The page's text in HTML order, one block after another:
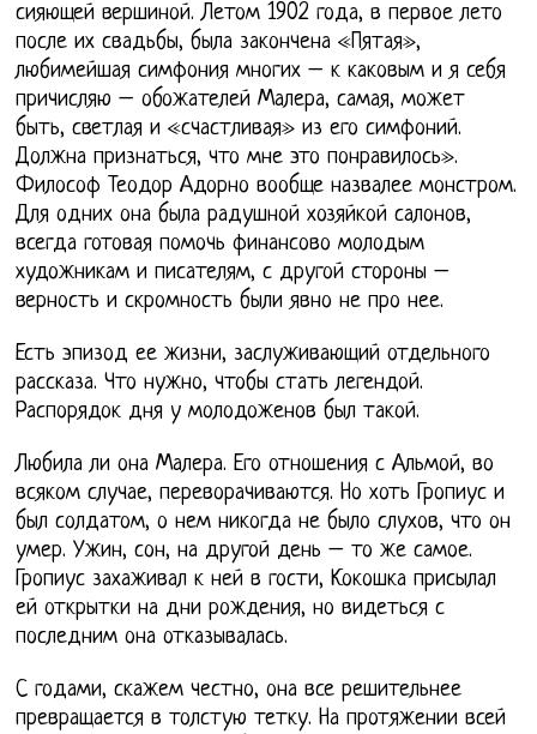
сияющей вершиной. Летом 1902 года, в первое лето
после их свадьбы, была закончена «Пятая»,
любимейшая симфония многих – к каковым и я себя
причисляю – обожателей Малера, самая, может
быть, светлая и «счастливая» из его симфоний.
Должна признаться, что мне это понравилось».
Философ Теодор Адорно вообще назвалее монстром.
Для одних она была радушной хозяйкой салонов,
всегда готовая помочь финансово молодым
художникам и писателям, с другой стороны –
верность и скромность были явно не про нее.
Есть эпизод ее жизни, заслуживающий отдельного
рассказа. Что нужно, чтобы стать легендой.
Распорядок дня у молодоженов был такой.
Любила ли она Малера. Его отношения с Альмой, во
всяком случае, переворачиваются. Но хоть Гропиус и
был солдатом, о нем никогда не было слухов, что он
умер. Ужин, сон, на другой день – то же самое.
Гропиус захаживал к ней в гости, Кокошка присылал
ей открытки на дни рождения, но видеться с
последним она отказывалась.
С годами, скажем честно, она все решительнее
превращается в толстую тетку. На протяжении всей